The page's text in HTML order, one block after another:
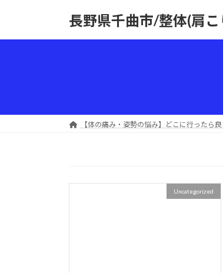
長野県千曲市/整体(肩
【体の痛み・姿勢の悩み】どこに行ったら
Uncategorized